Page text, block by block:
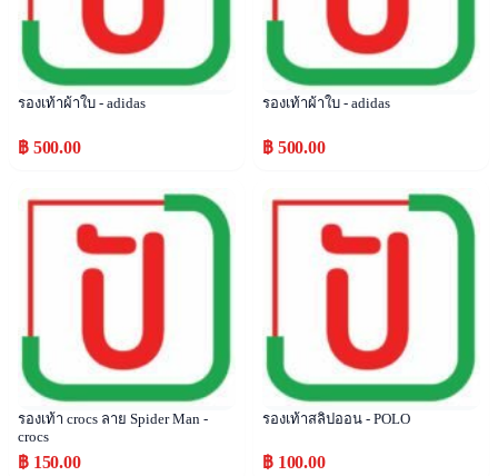
รองเท้าผ้าใบ - adidas
฿ 500.00
รองเท้าผ้าใบ - adidas
฿ 500.00
Popular
รองเท้า crocs ลาย Spider Man -
crocs
฿ 150.00
Popular
รองเท้าสลิปออน - POLO
฿ 100.00